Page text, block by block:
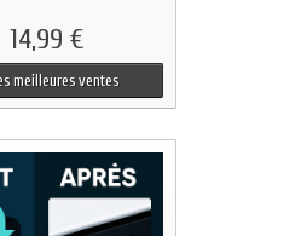
14,99 €
meilleures ventes